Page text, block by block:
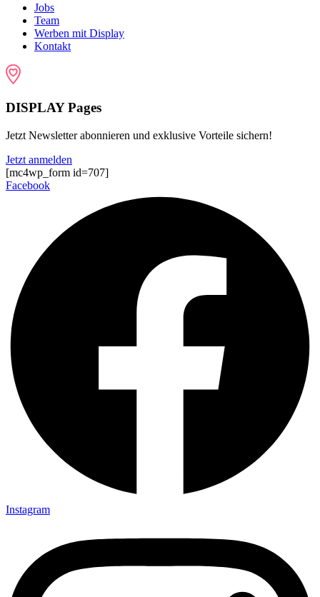
Jobs
Team
Werben mit Display
Kontakt
DISPLAY Pages
Jetzt Newsletter abonnieren und exklusive Vorteile sichern!
Jetzt anmelden
[mc4wp_form id=707]
Facebook
Instagram